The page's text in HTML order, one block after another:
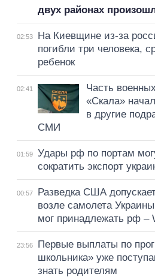
двух районах
02:53
На Киевщине из-за
погибли три человека,
ребенок
02:41
Часть
«Скала»
в другие
СМИ
01:59
Удары рф по портам
сократить экспорт
00:57
Разведка США
возле самолета
мог принадлежать рф –
23:56
Первые выплаты по
школьника» уже
знать родителям